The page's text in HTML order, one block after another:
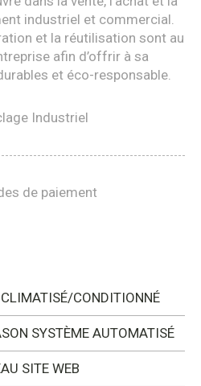
industriel et commercial.
et la réutilisation sont au
afin d’offrir à sa
et éco-responsable.
CONDITIONNÉ
SYSTÈME AUTOMATISÉ
SITE WEB